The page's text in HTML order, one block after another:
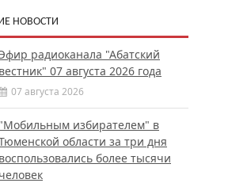
НОВОСТИ
радиоканала "Абатский
вестник" 07 августа 2026 года
07 августа 2026
"Мобильным избирателем" в
области за три дня
воспользовались более тысячи
человек